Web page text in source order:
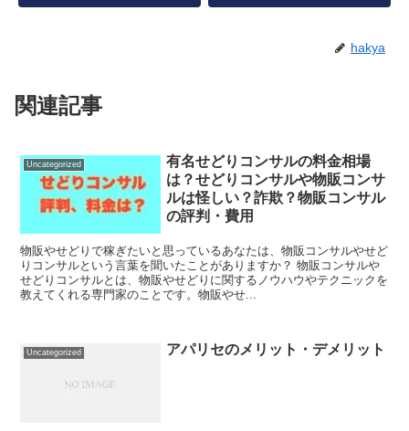
hakya
関連記事
Uncategorized
有名せどりコンサルの料金相場
は？せどりコンサルや物販コンサ
ルは怪しい？詐欺？物販コンサル
の評判・費用
物販やせどりで稼ぎたいと思っているあなたは、物販コンサルやせど
りコンサルという言葉を聞いたことがありますか？ 物販コンサルや
せどりコンサルとは、物販やせどりに関するノウハウやテクニックを
教えてくれる専門家のことです。物販やせ...
Uncategorized アパリセのメリット・デメリット